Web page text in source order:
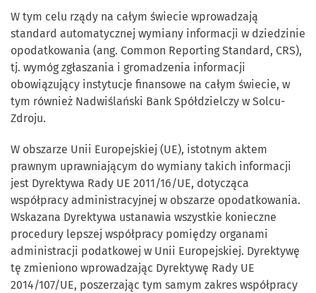
W tym celu rządy na całym świecie wprowadzają
standard automatycznej wymiany informacji w dziedzinie
opodatkowania (ang. Common Reporting Standard, CRS),
tj. wymóg zgłaszania i gromadzenia informacji
obowiązujący instytucje finansowe na całym świecie, w
tym również Nadwiślański Bank Spółdzielczy w Solcu-
Zdroju.
W obszarze Unii Europejskiej (UE), istotnym aktem
prawnym uprawniającym do wymiany takich informacji
jest Dyrektywa Rady UE 2011/16/UE, dotycząca
współpracy administracyjnej w obszarze opodatkowania.
Wskazana Dyrektywa ustanawia wszystkie konieczne
procedury lepszej współpracy pomiędzy organami
administracji podatkowej w Unii Europejskiej. Dyrektywę
tę zmieniono wprowadzając Dyrektywę Rady UE
2014/107/UE, poszerzając tym samym zakres współpracy